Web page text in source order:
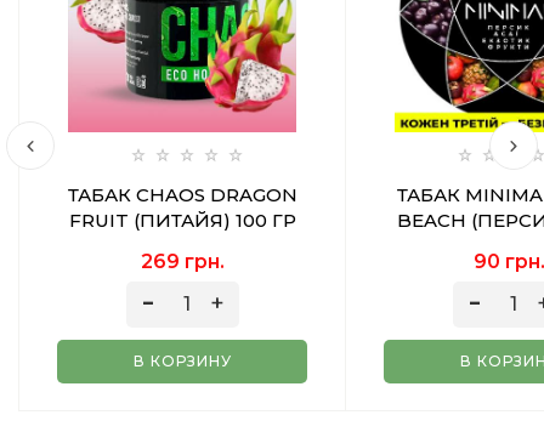
ТАБАК CHAOS DRAGON
FRUIT (ПИТАЙЯ) 100 ГР
269 грн.
В КОРЗИНУ
ТАБАК
BEACH
50 ГР
90 грн.
В